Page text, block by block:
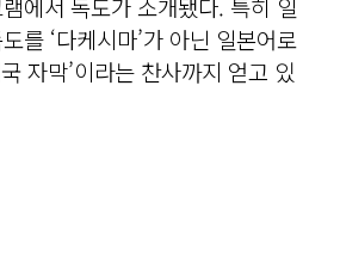
에서 독도가 소개됐다. 특히 일
를 ‘다케시마’가 아닌 일본어로
자막’이라는 찬사까지 얻고 있